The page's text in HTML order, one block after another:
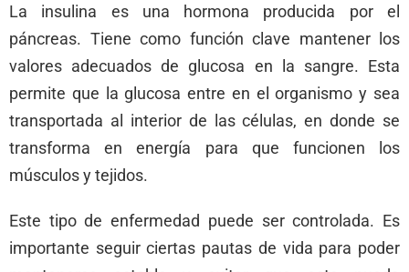
La insulina es una hormona producida por el
páncreas. Tiene como función clave mantener los
valores adecuados de glucosa en la sangre. Esta
permite que la glucosa entre en el organismo y sea
transportada al interior de las células, en donde se
transforma en energía para que funcionen los
músculos y tejidos.
Este tipo de enfermedad puede ser controlada. Es
importante seguir ciertas pautas de vida para poder